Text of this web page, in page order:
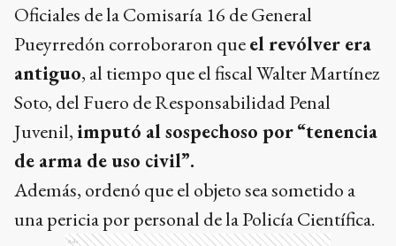
Oficiales de la Comisaría 16 de General
Pueyrredón corroboraron queel revólver era
antiguo, al tiempo que el fiscal Walter Martínez
Soto, del Fuero de Responsabilidad Penal
Juvenil, imputó al sospechoso por“tenencia
de arma de uso civil”.
Además, ordenó que el objeto sea sometido a
una pericia por personal de la Policía Científica.
Ads